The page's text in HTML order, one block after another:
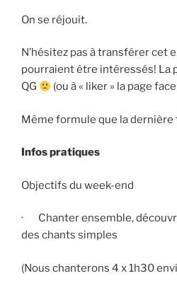
On se réjouit.
N’hésitez pas à transférer cet
pourraient être intéressés! La
QG
(ou à « liker » la page
Même formule que la dernière
Infos pratiques
Objectifs du week-end
· Chanter ensemble,
des chants simples
(Nous chanterons 4 x 1h30